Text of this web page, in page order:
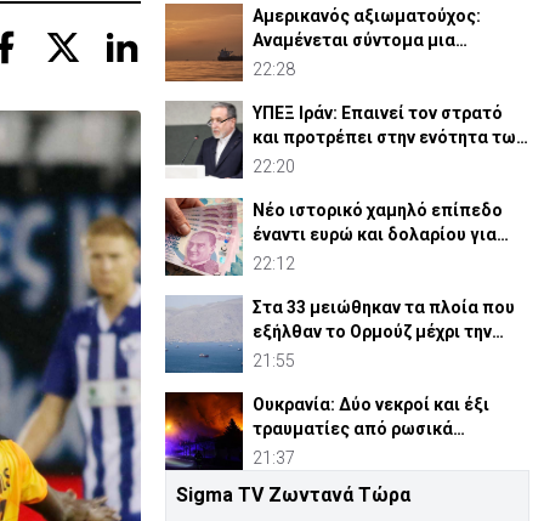
Αμερικανός αξιωματούχος:
Αναμένεται σύντομα μια
συμφωνία για Ορμούζ
22:28
ΥΠΕΞ Ιράν: Επαινεί τον στρατό
και προτρέπει στην ενότητα των
μουσουλμάνων
22:20
Νέο ιστορικό χαμηλό επίπεδο
έναντι ευρώ και δολαρίου για
τουρκική λίρα
22:12
Στα 33 μειώθηκαν τα πλοία που
εξήλθαν το Ορμούζ μέχρι την
Πέμπτη
21:55
Ουκρανία: Δύο νεκροί και έξι
τραυματίες από ρωσικά
πλήγματα
21:37
ΗΠΑ: Η Γερουσία ενέκρινε νέες
Sigma TV Ζωντανά Τώρα